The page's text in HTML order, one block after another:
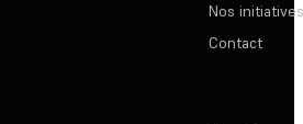
Nos initiatives
Contact